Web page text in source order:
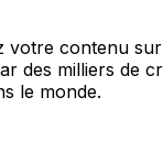
votre contenu
des milliers de
le monde.